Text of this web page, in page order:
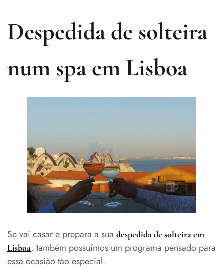
Despedida de solteira
num spa em Lisboa
Se vai casar e prepara a sua despedida de solteira em
Lisboa, também possuímos um programa pensado para
essa ocasião tão especial.